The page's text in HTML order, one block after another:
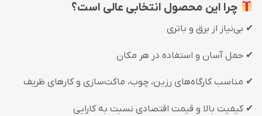
چرا این محصول انتخابی عالی است؟
✔ بی‌نیاز از برق و باتری
✔ حمل آسان و استفاده در هر مکان
✔ مناسب کارگاه‌های رزین، چوب، ماکت‌سازی و کارهای ظریف
✔ کیفیت بالا و قیمت اقتصادی نسبت به کارایی